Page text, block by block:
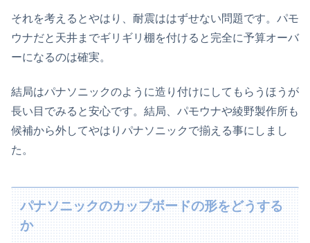
それを考えるとやはり、耐震ははずせない問題です。パモ
ウナだと天井までギリギリ棚を付けると完全に予算オーバ
ーになるのは確実。
結局はパナソニックのように造り付けにしてもらうほうが
長い目でみると安心です。結局、パモウナや綾野製作所も
候補から外してやはりパナソニックで揃える事にしまし
た。
パナソニックのカップボードの形をどうする
か